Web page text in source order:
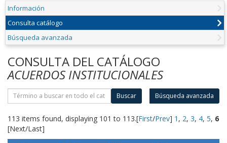
Información
Consulta catálogo
Búsqueda avanzada
CONSULTA DEL CATÁLOGO
ACUERDOS INSTITUCIONALES
Buscar Búsqueda avanzada
113 items found, displaying 101 to 113.[First/Prev] 1 , 2, 3, 4, 5, 6
[Next/Last]